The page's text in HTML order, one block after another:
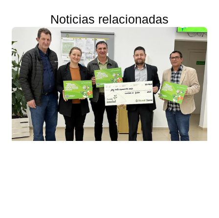
Noticias relacionadas